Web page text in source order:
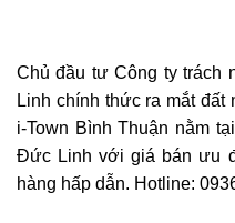
Chủ đầu tưCông ty trách
Linh chính thức ra mắt
i-Town Bình Thuận nằm
Đức Linh với giá bán ưu
hàng hấp dẫn. Hotline: